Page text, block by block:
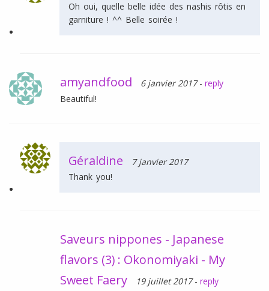
Oh oui, quelle belle idée des nashis rôtis en
garniture ! ^^ Belle soirée !
amyandfood 6 janvier 2017 - reply
Beautiful!
Géraldine
7 janvier 2017
Thank you!
Saveurs nippones - Japanese
flavors (3) : Okonomiyaki - My
Sweet Faery
19 juillet 2017 - reply